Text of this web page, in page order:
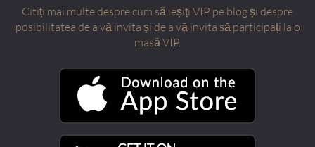
Citiți mai multe despre cum să ieșiți VIP pe blog și despre
posibilitatea de a vă invita și de a vă invita să participați la o
masă VIP.